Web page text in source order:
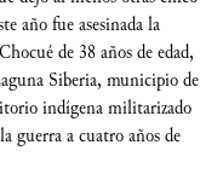
año fue asesinada la
de 38 años de edad,
Siberia, municipio de
indígena militarizado
guerra a cuatro años de